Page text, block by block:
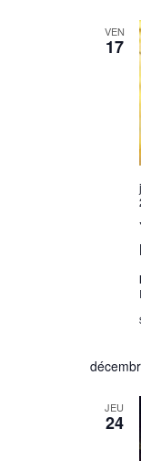
VEN
17
JEU
24